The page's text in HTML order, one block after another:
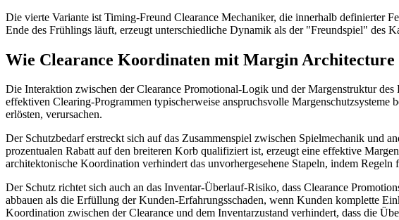
Die vierte Variante ist Timing-Freund Clearance Mechaniker, die innerhalb definierter
Ende des Frühlings läuft, erzeugt unterschiedliche Dynamik als der "Freundspiel" des
Wie Clearance Koordinaten mit Margin Architecture
Die Interaktion zwischen der Clearance Promotional-Logik und der Margenstruktur
effektiven Clearing-Programmen typischerweise anspruchsvolle
erlösten, verursachen.
Der Schutzbedarf erstreckt sich auf das Zusammenspiel zwischen Spielmechanik und
prozentualen Rabatt auf den breiteren Korb qualifiziert ist, erzeugt eine effektive
architektonische Koordination verhindert das unvorhergesehene Stapeln, indem
Der Schutz richtet sich auch an das Inventar-Überlauf-Risiko, dass Clearance
abbauen als die Erfüllung der Kunden-Erfahrungsschaden, wenn Kunden komplette
Koordination zwischen der Clearance und dem Inventarzustand verhindert, dass die